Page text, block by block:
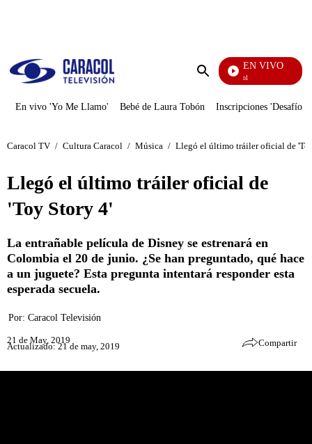
Enviar
EN VIVO
Noticias Caracol
En vivo 'Yo Me Llamo' Bebé de Laura Tobón Inscripciones 'Desafío'
Caracol TV / Cultura Caracol / Música / Llegó el último tráiler oficial de
Llegó el último tráiler oficial de
'Toy Story 4'
La entrañable película de Disney se estrenará en
Colombia el 20 de junio. ¿Se han preguntado, qué hace
a un juguete? Esta pregunta intentará responder esta
esperada secuela.
Por: Caracol Televisión
21 de May, 2019
Actualizado: 21 de may, 2019 Compartir